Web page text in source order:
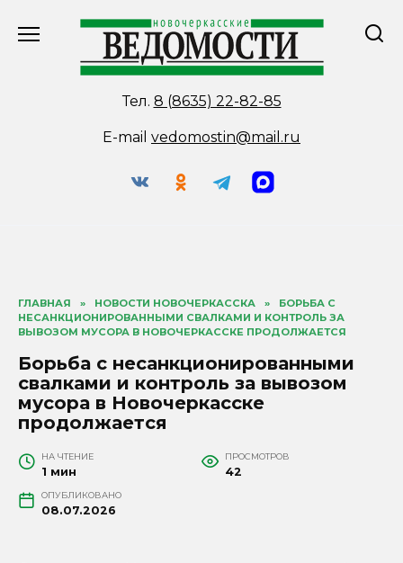
Тел. 8 (8635) 22-82-85
E-mail vedomostin@mail.ru
ГЛАВНАЯ » НОВОСТИ НОВОЧЕРКАССКА »
БОРЬБА С
НЕСАНКЦИОНИРОВАННЫМИ СВАЛКАМИ И КОНТРОЛЬ ЗА
ВЫВОЗОМ МУСОРА В НОВОЧЕРКАССКЕ ПРОДОЛЖАЕТСЯ
Борьба с несанкционированными
свалками и контроль за вывозом
мусора в Новочеркасске
продолжается
НА ЧТЕНИЕ
1 мин
ПРОСМОТРОВ
42
ОПУБЛИКОВАНО
08.07.2026